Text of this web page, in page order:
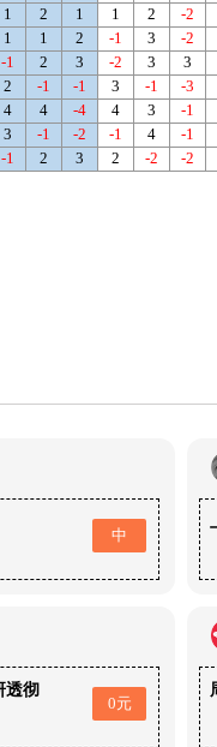
1 2 1 1 2
-2
1 1 2 -1 3
-2
-1 2 3 -2 3
3
2 -1 -1 3 -1
-3
4 4 -4 4 3
-1
3 -1 -2 -1 4
-1
-1 2 3 2 -2 -2
中
透彻
0元